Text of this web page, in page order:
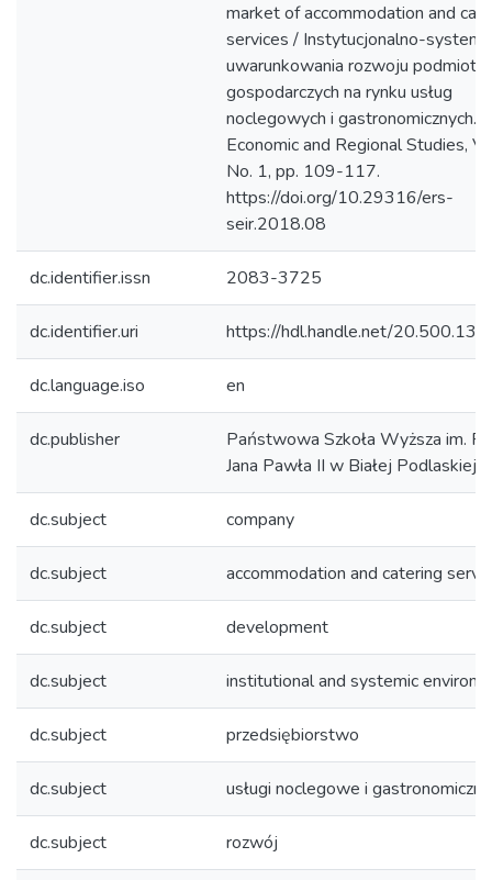
market of accommodation and
services / Instytucjonalno-
uwarunkowania rozwoju
gospodarczych na rynku usług
noclegowych i gastronomicznych.
Economic and Regional Studies,
No. 1, pp. 109-117.
https://doi.org/10.29316/ers-
seir.2018.08
dc.identifier.issn 2083-3725
dc.identifier.uri https://hdl.handle.net/
dc.language.iso en
dc.publisher
Państwowa Szkoła Wyższa im.
Jana Pawła II w Białej Podlaskiej
dc.subject company
dc.subject accommodation and catering
dc.subject development
dc.subject institutional and systemic
dc.subject przedsiębiorstwo
dc.subject usługi noclegowe i gastronomiczne
dc.subject rozwój